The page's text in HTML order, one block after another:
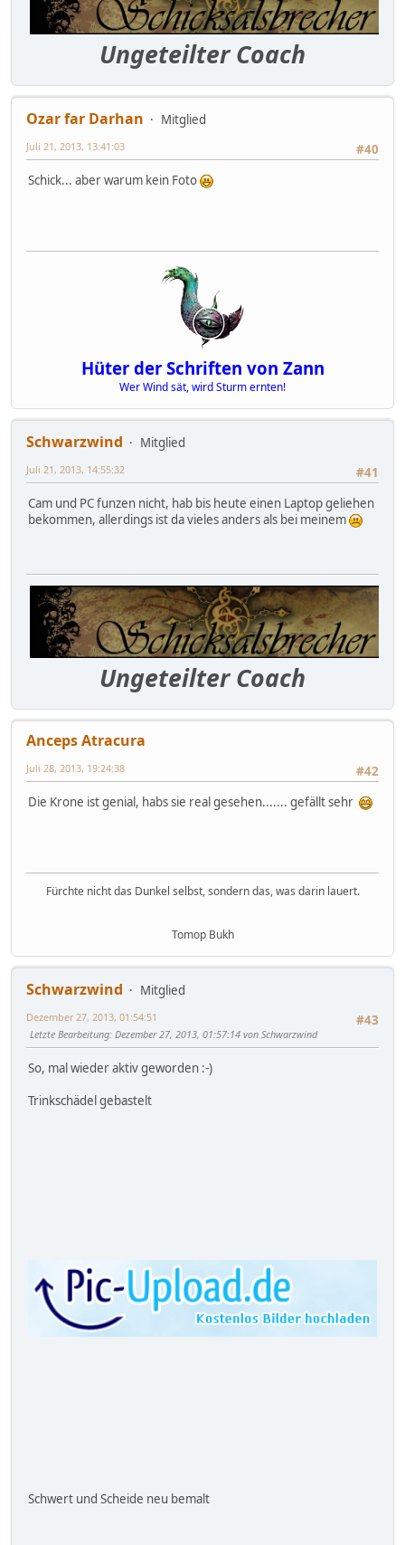
Ungeteilter Coach
Ozar far Darhan
Mitglied
#40
Juli 21, 2013, 13:41:03
Schick... aber warum kein Foto
Hüter der Schriften von Zann
Wer Wind sät, wird Sturm ernten!
Schwarzwind
Mitglied
#41
Juli 21, 2013, 14:55:32
Cam und PC funzen nicht, hab bis heute einen Laptop geliehen
bekommen, allerdings ist da vieles anders als bei meinem
Ungeteilter Coach
Anceps Atracura
#42
Juli 28, 2013, 19:24:38
Die Krone ist genial, habs sie real gesehen....... gefällt sehr
Fürchte nicht das Dunkel selbst, sondern das, was darin lauert.
Tomop Bukh
Schwarzwind
Mitglied
#43
Dezember 27, 2013, 01:54:51
Letzte Bearbeitung: Dezember 27, 2013, 01:57:14 von Schwarzwind
So, mal wieder aktiv geworden :-)
Trinkschädel gebastelt
Schwert und Scheide neu bemalt